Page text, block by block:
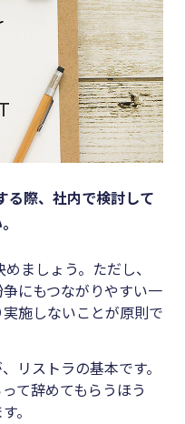
る際、社内で検討して
ましょう。ただし、
にもつながりやすい一
施しないことが原則で
リストラの基本です。
て辞めてもらうほう
。